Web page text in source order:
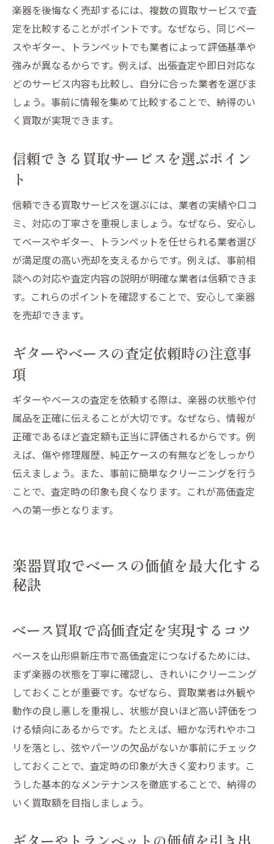
楽器を後悔なく売却するには、複数の買取サービスで査
定を比較することがポイントです。なぜなら、同じベー
スやギター、トランペットでも業者によって評価基準や
強みが異なるからです。例えば、出張査定や即日対応な
どのサービス内容も比較し、自分に合った業者を選びま
しょう。事前に情報を集めて比較することで、納得のい
く買取が実現できます。
信頼できる買取サービスを選ぶポイン
ト
信頼できる買取サービスを選ぶには、業者の実績や口コ
ミ、対応の丁寧さを重視しましょう。なぜなら、安心し
てベースやギター、トランペットを任せられる業者選び
が満足度の高い売却を支えるからです。例えば、事前相
談への対応や査定内容の説明が明確な業者は信頼できま
す。これらのポイントを確認することで、安心して楽器
を売却できます。
ギターやベースの査定依頼時の注意事
項
ギターやベースの査定を依頼する際は、楽器の状態や付
属品を正確に伝えることが大切です。なぜなら、情報が
正確であるほど査定額も正当に評価されるからです。例
えば、傷や修理履歴、純正ケースの有無などをしっかり
伝えましょう。また、事前に簡単なクリーニングを行う
ことで、査定時の印象も良くなります。これが高価査定
への第一歩となります。
楽器買取でベースの価値を最大化する
秘訣
ベース買取で高価査定を実現するコツ
ベースを山形県新庄市で高価査定につなげるためには、
まず楽器の状態を丁寧に確認し、きれいにクリーニング
しておくことが重要です。なぜなら、買取業者は外観や
動作の良し悪しを重視し、状態が良いほど高い評価をつ
ける傾向にあるからです。たとえば、細かな汚れやホコ
リを落とし、弦やパーツの欠品がないか事前にチェック
しておくことで、査定時の印象が大きく変わります。こ
うした基本的なメンテナンスを徹底することで、納得の
いく買取額を目指しましょう。